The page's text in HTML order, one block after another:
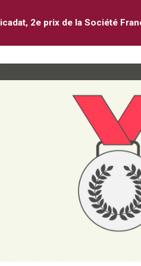
2e prix de la Société